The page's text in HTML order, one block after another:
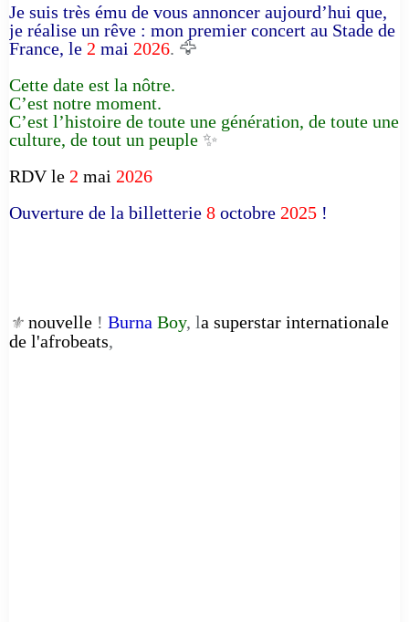
Je suis très ému de vous annoncer aujourd’hui que,
je réalise un rêve : mon premier concert au Stade de
France, le 2 mai 2026. 🦅
Cette date est la nôtre.
C’est notre moment.
C’est l’histoire de toute une génération, de toute une
culture, de tout un peuple ✨
RDV le 2 mai 2026
Ouverture de la billetterie 8 octobre 2025 !
⚜️ nouvelle ! Burna Boy, la superstar internationale
de l'afrobeats,